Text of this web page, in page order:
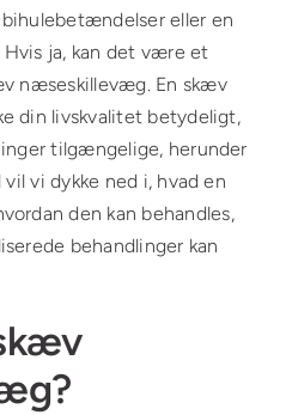
eller en
ja, kan det være et
næseskillevæg. En skæv
din livskvalitet betydeligt,
tilgængelige, herunder
vi dykke ned i, hvad en
den kan behandles,
behandlinger kan